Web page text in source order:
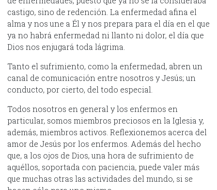
castigo, sino de redención. La enfermedad afina el
alma y nos une a Él y nos prepara para el día en el que
ya no habrá enfermedad ni llanto ni dolor, el día que
Dios nos enjugará toda lágrima.
Tanto el sufrimiento, como la enfermedad, abren un
canal de comunicación entre nosotros y Jesús; un
conducto, por cierto, del todo especial.
Todos nosotros en general y los enfermos en
particular, somos miembros preciosos en la Iglesia y,
además, miembros activos. Reflexionemos acerca del
amor de Jesús por los enfermos. Además del hecho
que, a los ojos de Dios, una hora de sufrimiento de
aquéllos, soportada con paciencia, puede valer más
que muchas otras las actividades del mundo, si se